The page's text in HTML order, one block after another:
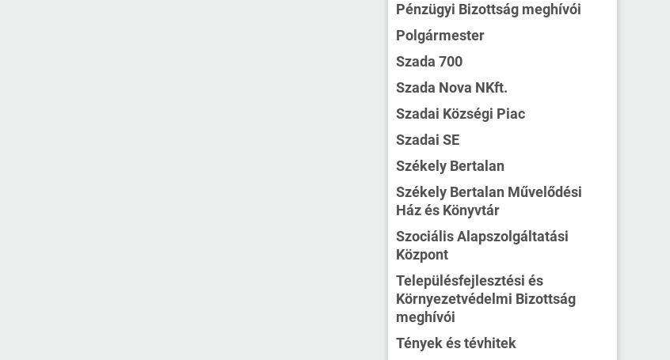
Pénzügyi Bizottság meghívói
Polgármester
Szada 700
Szada Nova NKft.
Szadai Községi Piac
Szadai SE
Székely Bertalan
Székely Bertalan Művelődési
Ház és Könyvtár
Szociális Alapszolgáltatási
Központ
Településfejlesztési és
Környezetvédelmi Bizottság
meghívói
Tények és tévhitek